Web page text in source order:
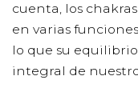
cuenta, los
en varias
lo que su
integral de